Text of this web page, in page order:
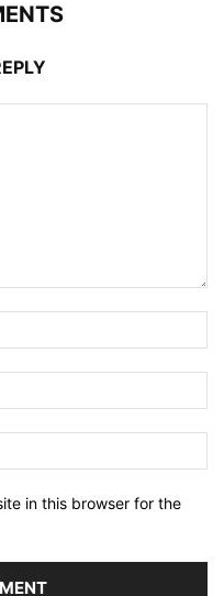
in this browser for the